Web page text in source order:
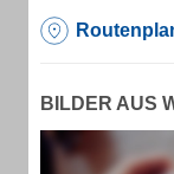
BILDER AUS